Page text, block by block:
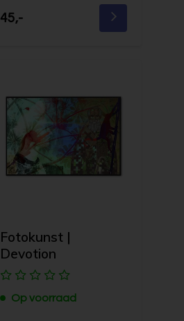
45,-
Fotokunst |
Devotion
Op voorraad